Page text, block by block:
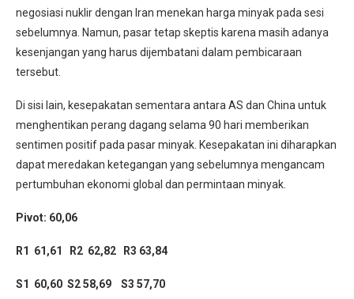
negosiasi nuklir dengan Iran menekan harga minyak pada sesi
sebelumnya. Namun, pasar tetap skeptis karena masih adanya
kesenjangan yang harus dijembatani dalam pembicaraan
tersebut.
Di sisi lain, kesepakatan sementara antara AS dan China untuk
menghentikan perang dagang selama 90 hari memberikan
sentimen positif pada pasar minyak. Kesepakatan ini diharapkan
dapat meredakan ketegangan yang sebelumnya mengancam
pertumbuhan ekonomi global dan permintaan minyak.
Pivot: 60,06
R1 61,61 R2 62,82 R3 63,84
S1 60,60 S2 58,69 S3 57,70